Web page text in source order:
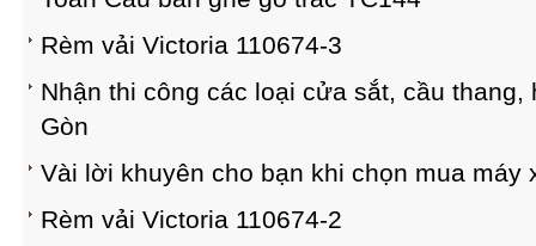
Rèm vải Victoria 110674-3
Nhận thi công các loại cửa sắt, cầu thang,
Gòn
Vài lời khuyên cho bạn khi chọn mua máy
Rèm vải Victoria 110674-2